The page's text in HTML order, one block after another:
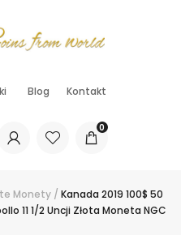
Blog Kontakt
0
Monety / Kanada 2019 100$ 50
11 1/2 Uncji Złota Moneta NGC